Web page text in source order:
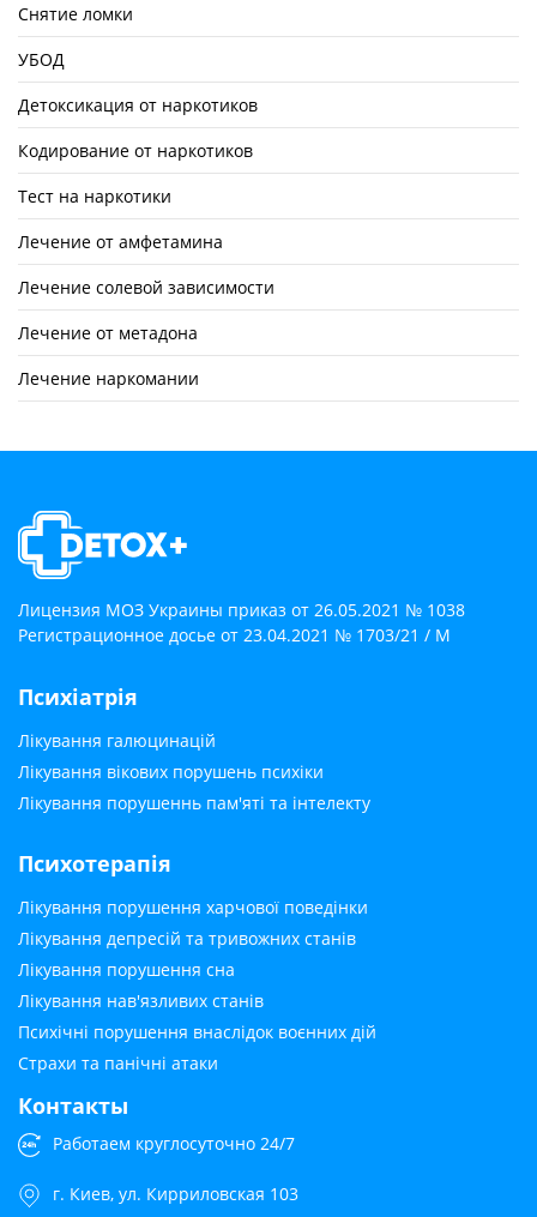
Снятие ломки
УБОД
Детоксикация от наркотиков
Кодирование от наркотиков
Тест на наркотики
Лечение от амфетамина
Лечение солевой зависимости
Лечение от метадона
Лечение наркомании
Лицензия МОЗ Украины приказ от 26.05.2021 № 1038
Регистрационное досье от 23.04.2021 № 1703/21 / М
Психіатрія
Лікування галюцинацій
Лікування вікових порушень психіки
Лікування порушеннь пам'яті та інтелекту
Психотерапія
Лікування порушення харчової поведінки
Лікування депресій та тривожних станів
Лікування порушення сна
Лікування нав'язливих станів
Психічні порушення внаслідок воєнних дій
Страхи та панічні атаки
Контакты
Работаем круглосуточно 24/7
г. Киев, ул. Кирриловская 103